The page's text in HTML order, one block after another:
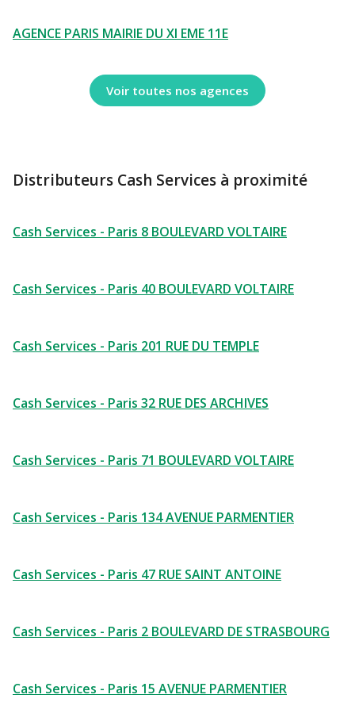
AGENCE PARIS MAIRIE DU XI EME 11E
Voir toutes nos agences
Distributeurs Cash Services à proximité
Cash Services - Paris 8 BOULEVARD VOLTAIRE
Cash Services - Paris 40 BOULEVARD VOLTAIRE
Cash Services - Paris 201 RUE DU TEMPLE
Cash Services - Paris 32 RUE DES ARCHIVES
Cash Services - Paris 71 BOULEVARD VOLTAIRE
Cash Services - Paris 134 AVENUE PARMENTIER
Cash Services - Paris 47 RUE SAINT ANTOINE
Cash Services - Paris 2 BOULEVARD DE STRASBOURG
Cash Services - Paris 15 AVENUE PARMENTIER